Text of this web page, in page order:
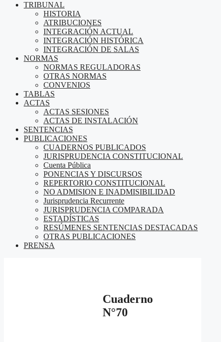
TRIBUNAL
HISTORIA
ATRIBUCIONES
INTEGRACIÓN ACTUAL
INTEGRACIÓN HISTÓRICA
INTEGRACIÓN DE SALAS
NORMAS
NORMAS REGULADORAS
OTRAS NORMAS
CONVENIOS
TABLAS
ACTAS
ACTAS SESIONES
ACTAS DE INSTALACIÓN
SENTENCIAS
PUBLICACIONES
CUADERNOS PUBLICADOS
JURISPRUDENCIA CONSTITUCIONAL
Cuenta Pública
PONENCIAS Y DISCURSOS
REPERTORIO CONSTITUCIONAL
NO ADMISION E INADMISIBILIDAD
Jurisprudencia Recurrente
JURISPRUDENCIA COMPARADA
ESTADÍSTICAS
RESÚMENES SENTENCIAS DESTACADAS
OTRAS PUBLICACIONES
PRENSA
Cuaderno
N°70